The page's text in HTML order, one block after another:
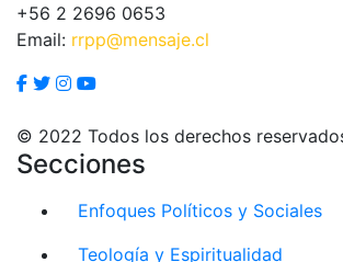
+56 2 2696 0653
Email: rrpp@mensaje.cl
© 2022 Todos los derechos
Secciones
Enfoques Políticos y Sociales
Teología y Espiritualidad